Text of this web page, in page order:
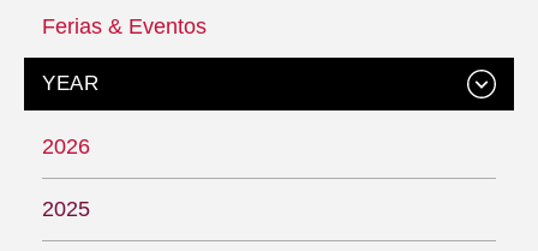
Ferias & Eventos
YEAR
2026
2025